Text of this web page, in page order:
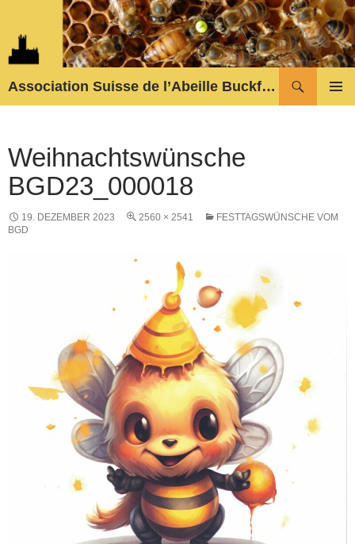
springen
Association Suisse de l’Abeille Buckfast
Weihnachtswünsche
BGD23_000018
19. DEZEMBER 2023 2560 × 2541
FESTTAGSWÜNSCHE VOM
BGD